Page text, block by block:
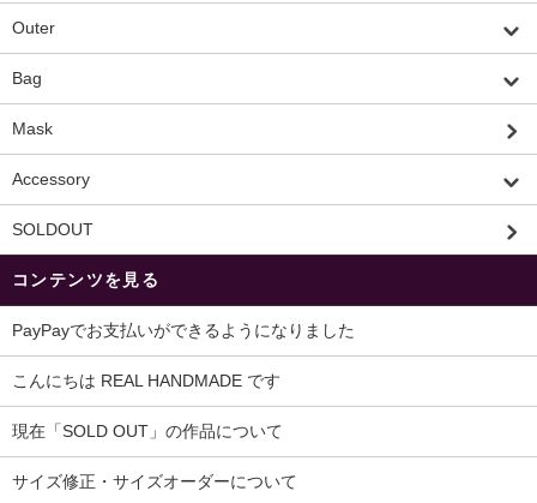
Outer
Bag
Mask
Accessory
SOLDOUT
コンテンツを見る
PayPayでお支払いができるようになりました
こんにちは REAL HANDMADE です
現在「SOLD OUT」の作品について
サイズ修正・サイズオーダーについて